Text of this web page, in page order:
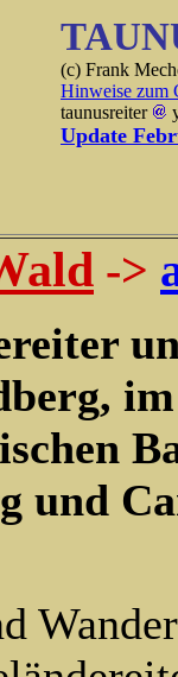
TAU
(c) Frank
Hinweise zum
taunusreiter
Update
->
und